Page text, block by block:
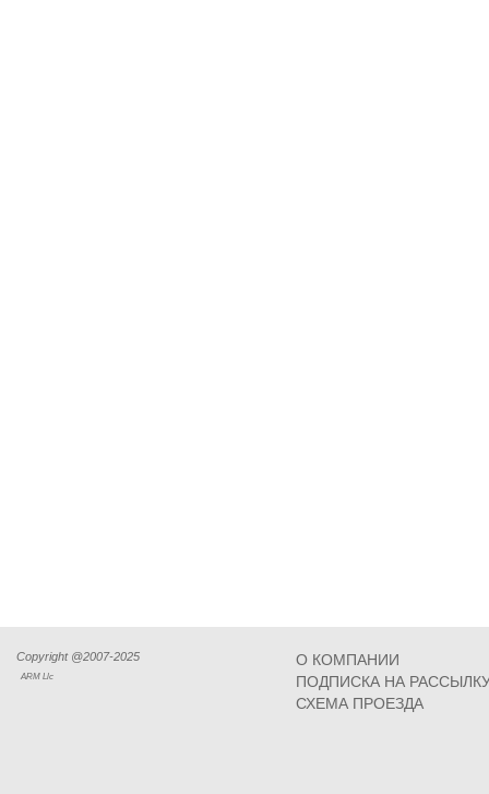
Copyright @2007-2025
ARM Llc
О КОМПАНИИ
ПОДПИСКА НА
СХЕМА ПРОЕЗДА